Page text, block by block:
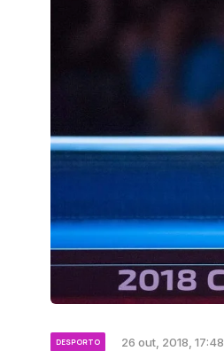
DESPORTO 26 out, 2018, 17:48